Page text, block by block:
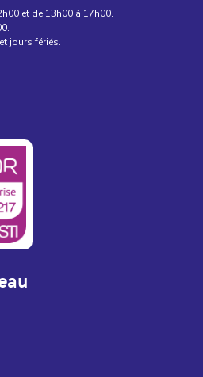
et de 13h00 à 17h00.
jours fériés.